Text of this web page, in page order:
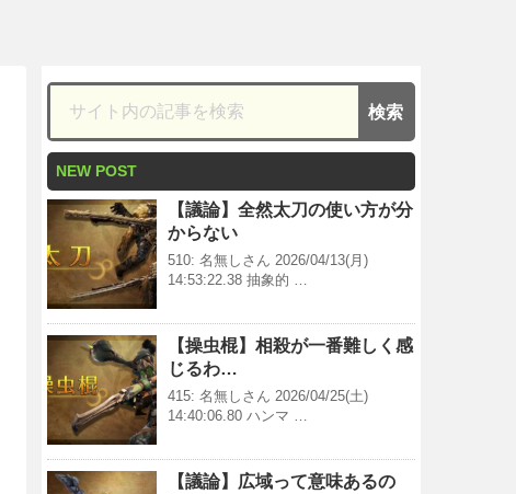
NEW POST
【議論】全然太刀の使い方が分
からない
510: 名無しさん 2026/04/13(月)
14:53:22.38 抽象的 …
【操虫棍】相殺が一番難しく感
じるわ…
415: 名無しさん 2026/04/25(土)
14:40:06.80 ハンマ …
【議論】広域って意味あるの